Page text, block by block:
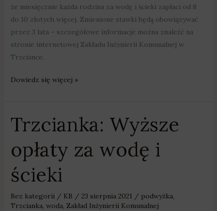
że miesięcznie każda rodzina za wodę i ścieki zapłaci od 8
do 10 złotych więcej. Zmienione stawki będą obowiązywać
przez 3 lata – szczegółowe informacje można znaleźć na
stronie internetowej Zakładu Inżynierii Komunalnej w
Trzciance.
Dowiedz się więcej »
Trzcianka: Wyższe
opłaty za wodę i
ścieki
Bez kategorii/ KB / 23 sierpnia 2021 / podwyżka,
Trzcianka, woda, Zakład Inżynierii Komunalnej
Trzcianka:
Wyższe
za
wodę
i
ścieki